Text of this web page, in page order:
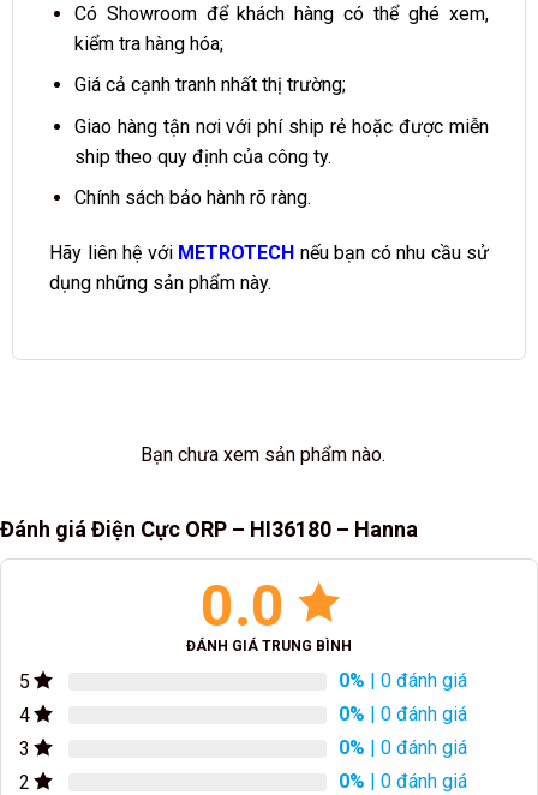
Có Showroom để khách hàng có thể ghé xem,
kiểm tra hàng hóa;
Giá cả cạnh tranh nhất thị trường;
Giao hàng tận nơi với phí ship rẻ hoặc được miễn
ship theo quy định của công ty.
Chính sách bảo hành rõ ràng.
Hãy liên hệ với METROTECH nếu bạn có nhu cầu sử
dụng những sản phẩm này.
Bạn chưa xem sản phẩm nào.
Đánh giá Điện Cực ORP – HI36180 – Hanna
0.0
ĐÁNH GIÁ TRUNG BÌNH
5 0% | 0 đánh giá
4
0% | 0 đánh giá
3
0% | 0 đánh giá
2
0% | 0 đánh giá